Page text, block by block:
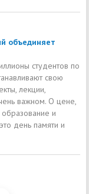
объединяет
студентов по
свою
лекции,
важном. О цене,
образование и
день памяти и